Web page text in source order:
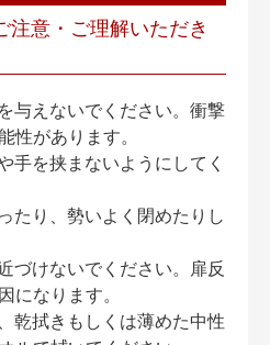
注意・ご理解いただき
与えないでください。衝撃
性があります。
手を挟まないようにしてく
たり、勢いよく閉めたりし
づけないでください。扉反
になります。
乾拭きもしくは薄めた中性